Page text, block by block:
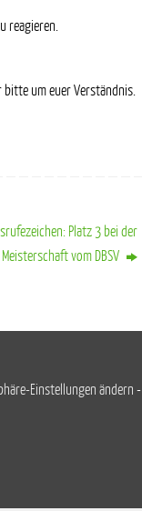
reagieren.
um euer Verständnis.
Platz 3 bei der
vom DBSV
Einstellungen ändern -